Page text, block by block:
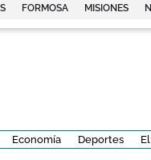
FORMOSA MISIONES
Economía Deportes